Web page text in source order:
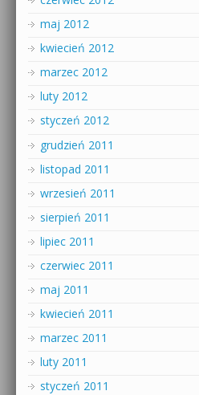
maj 2012
kwiecień 2012
marzec 2012
luty 2012
styczeń 2012
grudzień 2011
listopad 2011
wrzesień 2011
sierpień 2011
lipiec 2011
czerwiec 2011
maj 2011
kwiecień 2011
marzec 2011
luty 2011
styczeń 2011